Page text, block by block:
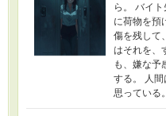
ら。 バイ
に荷物を預
傷を残して
はそれを、
も、嫌な予
する。 人間
思っている